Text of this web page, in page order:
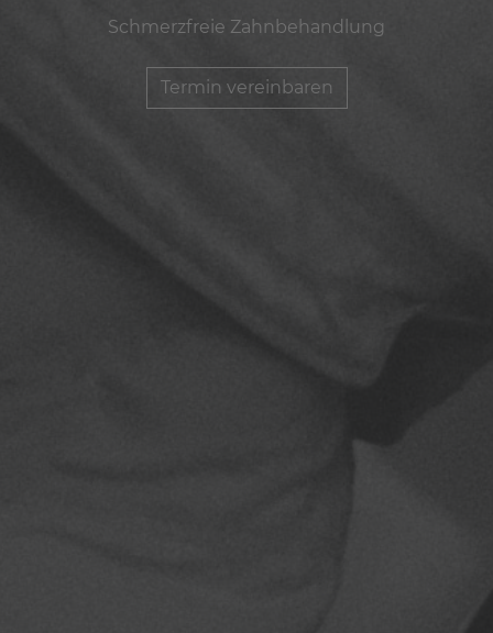
Schmerzfreie Zahnbehandlung
Termin vereinbaren
Schmerzfreie Zahnbehandlung
Termin vereinbaren
Schmerzfreie Zahnbehandlung
Termin vereinbaren